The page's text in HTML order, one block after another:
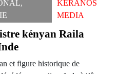
,
KERANOS
MEDIA
kényan Raila
et figure historique de